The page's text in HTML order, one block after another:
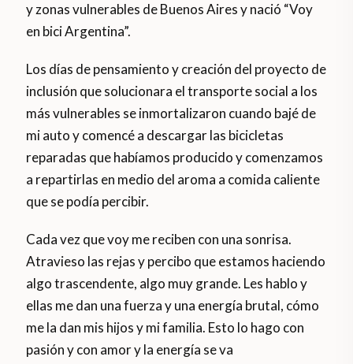
y zonas vulnerables de Buenos Aires y nació “Voy
en bici Argentina”.
Los días de pensamiento y creación del proyecto de
inclusión que solucionara el transporte social a los
más vulnerables se inmortalizaron cuando bajé de
mi auto y comencé a descargar las bicicletas
reparadas que habíamos producido y comenzamos
a repartirlas en medio del aroma a comida caliente
que se podía percibir.
Cada vez que voy me reciben con una sonrisa.
Atravieso las rejas y percibo que estamos haciendo
algo trascendente, algo muy grande. Les hablo y
ellas me dan una fuerza y una energía brutal, cómo
me la dan mis hijos y mi familia. Esto lo hago con
pasión y con amor y la energía se va